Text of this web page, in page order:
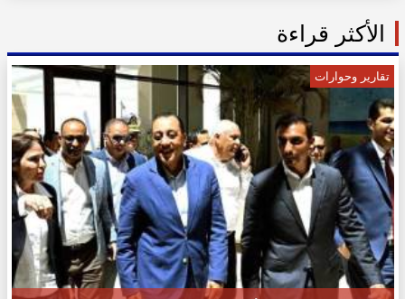
الأكثر قراءة
تقارير وحوارات